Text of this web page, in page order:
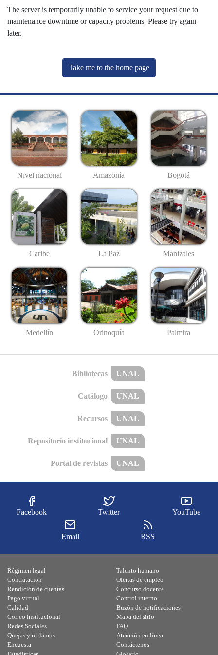
The server is temporarily unable to service your request due to
maintenance downtime or capacity problems. Please try again
later.
Take me to the home page
Nivel nacional Amazonía Bogotá
Caribe La Paz Manizales
Medellín Orinoquía Palmira
Bibliotecas UNAL
Catálogo UNAL
Recursos UNAL
Repositorio institucional UNAL
Portal de revistas UNAL
Facebook Twitter YouTube
Email RSS
Régimen legal
Contratación
Rendición de cuentas
Pago virtual
Calidad
Talento humano
Ofertas de empleo
Concurso docente
Control interno
Buzón de notificaciones
Correo institucional
Redes Sociales
Quejas y reclamos
Encuesta
Mapa del sitio
FAQ
Atención en línea
Contáctenos